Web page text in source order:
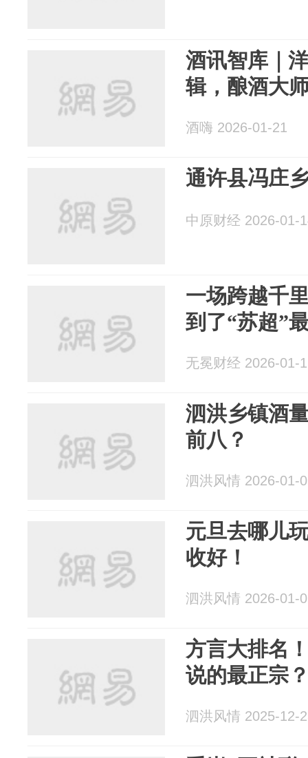
酒讯智库｜
辑，酿酒大
酒嗨 2026-01-21
通许县冯庄
中原财经 2026-01-
一场跨越千
到了“苏超”
无冕财经 2026-01-
泗洪乡镇酒
前八？
泗洪风情 2026-01-
元旦去哪儿
收好！
泗洪风情 2026-01-
方言大排名
说的最正宗
泗洪风情 2025-12-